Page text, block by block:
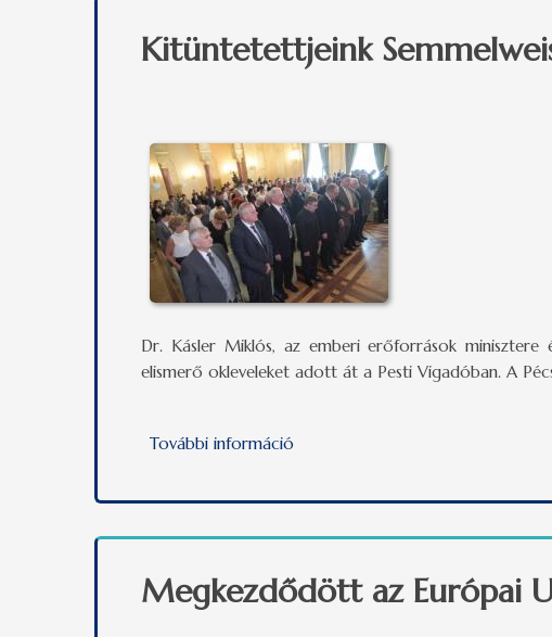
Kitüntetettjeink
Dr. Kásler Miklós, az emberi erőforrások minisztere
elismerő okleveleket adott át a Pesti Vigadóban. A
További információ
Megkezdődött az Európai